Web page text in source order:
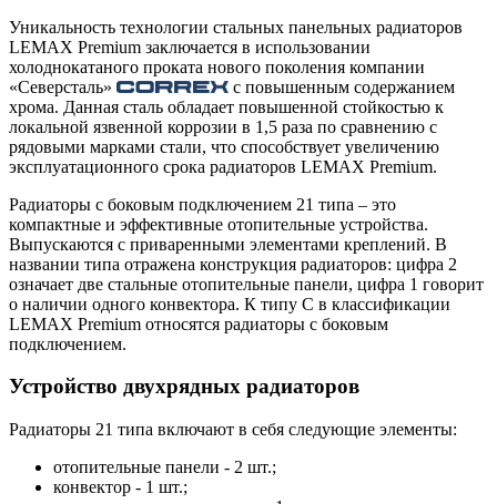
Уникальность технологии стальных панельных радиаторов
LEMAX Premium заключается в использовании
холоднокатаного проката нового поколения компании
«Северсталь»
с повышенным содержанием
хрома. Данная сталь обладает повышенной стойкостью к
локальной язвенной коррозии в 1,5 раза по сравнению с
рядовыми марками стали, что способствует увеличению
эксплуатационного срока радиаторов LEMAX Premium.
Радиаторы с боковым подключением 21 типа – это
компактные и эффективные отопительные устройства.
Выпускаются с приваренными элементами креплений. В
названии типа отражена конструкция радиаторов: цифра 2
означает две стальные отопительные панели, цифра 1 говорит
о наличии одного конвектора. К типу C в классификации
LEMAX Premium относятся радиаторы с боковым
подключением.
Устройство двухрядных радиаторов
Радиаторы 21 типа включают в себя следующие элементы:
отопительные панели - 2 шт.;
конвектор - 1 шт.;